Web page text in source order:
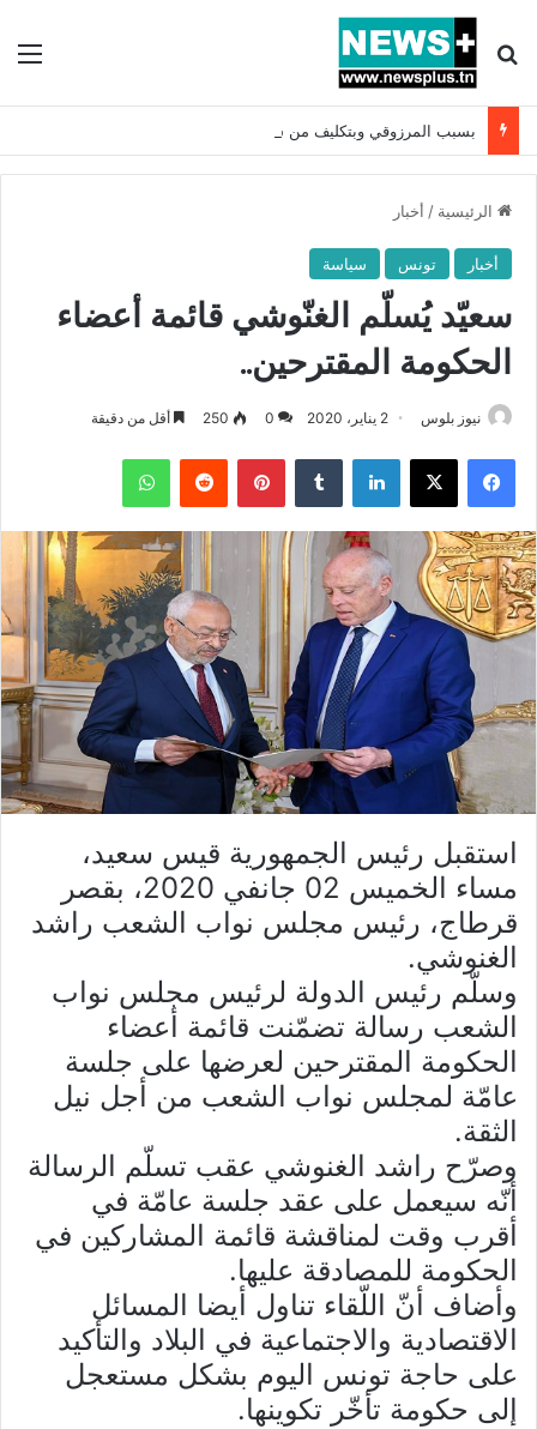
بحث عن
الرئيسية / أخبار
أخبار تونس سياسة
سعيّد يُسلّم الغنّوشي قائمة أعضاء
الحكومة المقترحين..
نيوز بلوس 2 يناير، 2020 0
250 أقل من دقيقة
فيسبوك X لينكدإن بينتيريست واتساب
استقبل رئيس الجمهورية قيس سعيد،
مساء الخميس 02 جانفي 2020، بقصر
قرطاج، رئيس مجلس نواب الشعب راشد
الغنوشي.
وسلّم رئيس الدولة لرئيس مجلس نواب
الشعب رسالة تضمّنت قائمة أعضاء
الحكومة المقترحين لعرضها على جلسة
عامّة لمجلس نواب الشعب من أجل نيل
الثقة.
وصرّح راشد الغنوشي عقب تسلّم الرسالة
أنّه سيعمل على عقد جلسة عامّة في
أقرب وقت لمناقشة قائمة المشاركين في
الحكومة للمصادقة عليها.
وأضاف أنّ اللّقاء تناول أيضا المسائل
الاقتصادية والاجتماعية في البلاد والتأكيد
على حاجة تونس اليوم بشكل مستعجل
إلى حكومة تأخّر تكوينها.